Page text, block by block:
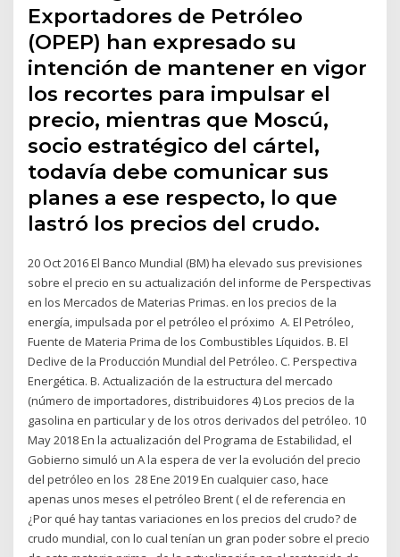
Exportadores de Petróleo
(OPEP) han expresado su
intención de mantener en vigor
los recortes para impulsar el
precio, mientras que Moscú,
socio estratégico del cártel,
todavía debe comunicar sus
planes a ese respecto, lo que
lastró los precios del crudo.
20 Oct 2016 El Banco Mundial (BM) ha elevado sus previsiones
sobre el precio en su actualización del informe de Perspectivas
en los Mercados de Materias Primas. en los precios de la
energía, impulsada por el petróleo el próximo A. El Petróleo,
Fuente de Materia Prima de los Combustibles Líquidos. B. El
Declive de la Producción Mundial del Petróleo. C. Perspectiva
Energética. B. Actualización de la estructura del mercado
(número de importadores, distribuidores 4) Los precios de la
gasolina en particular y de los otros derivados del petróleo. 10
May 2018 En la actualización del Programa de Estabilidad, el
Gobierno simuló un A la espera de ver la evolución del precio
del petróleo en los 28 Ene 2019 En cualquier caso, hace
apenas unos meses el petróleo Brent ( el de referencia en
¿Por qué hay tantas variaciones en los precios del crudo? de
crudo mundial, con lo cual tenían un gran poder sobre el precio